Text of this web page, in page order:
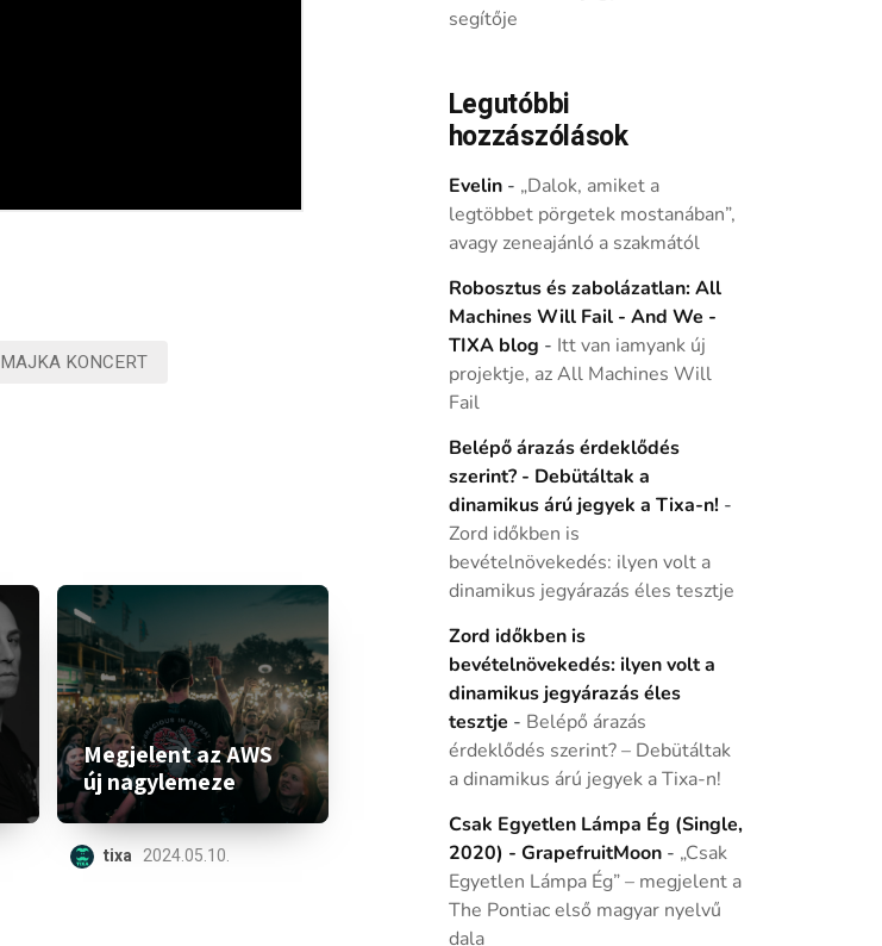
MAJKA KONCERT
Megjelent az AWS
új nagylemeze
tixa 2024.05.10.
segítője
Legutóbbi
hozzászólások
Evelin- „Dalok, amiket a
legtöbbet pörgetek mostanában”,
avagy zeneajánló a szakmától
Robosztus és zabolázatlan: All
Machines Will Fail - And We -
TIXA blog - Itt van iamyank új
projektje, az All Machines Will
Fail
Belépő árazás érdeklődés
szerint? - Debütáltak a
dinamikus árú jegyek a Tixa-n! -
Zord időkben is
bevételnövekedés: ilyen volt a
dinamikus jegyárazás éles tesztje
Zord időkben is
bevételnövekedés: ilyen volt a
dinamikus jegyárazás éles
tesztje - Belépő árazás
érdeklődés szerint? – Debütáltak
a dinamikus árú jegyek a Tixa-n!
Csak Egyetlen Lámpa Ég (Single,
2020) - GrapefruitMoon- „Csak
Egyetlen Lámpa Ég” – megjelent a
The Pontiac első magyar nyelvű
dala